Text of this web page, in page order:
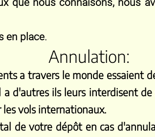
en place.
Annulation:
a travers le monde essaient
d'autres ils leurs interdisent
vols internationaux.
de votre dépôt en cas